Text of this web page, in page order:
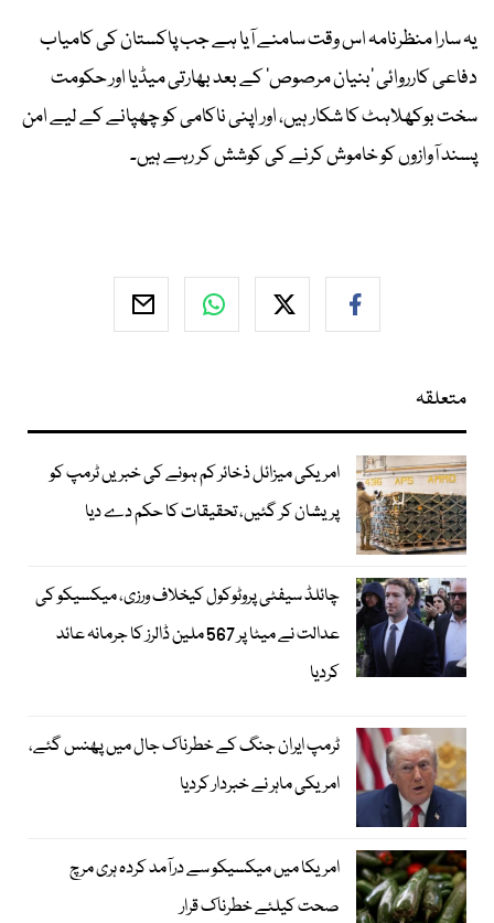
یہ سارا منظرنامہ اس وقت سامنے آیا ہے جب پاکستان کی کامیاب
دفاعی کارروائی 'بنیان مرصوص' کے بعد بھارتی میڈیا اور حکومت
سخت بوکھلاہٹ کا شکار ہیں، اور اپنی ناکامی کو چھپانے کے لیے امن
پسند آوازوں کو خاموش کرنے کی کوشش کر رہے ہیں۔
متعلقہ
امریکی میزائل ذخائر کم ہونے کی خبریں ٹرمپ کو
پریشان کر گئیں، تحقیقات کا حکم دے دیا
چائلڈ سیفٹی پروٹوکول کیخلاف ورزی، میکسیکو کی
عدالت نے میٹا پر 567 ملین ڈالرز کا جرمانہ عائد
کردیا
ٹرمپ ایران جنگ کے خطرناک جال میں پھنس گئے،
امریکی ماہر نے خبردار کردیا
امریکا میں میکسیکو سے درآمد کردہ ہری مرچ
صحت کیلئے خطرناک قرار